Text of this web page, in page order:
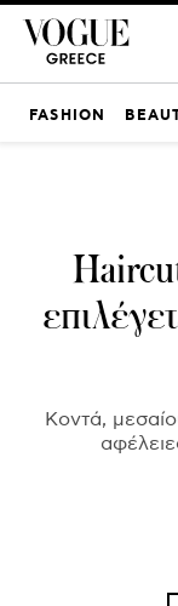
FASHION
Κοντά,